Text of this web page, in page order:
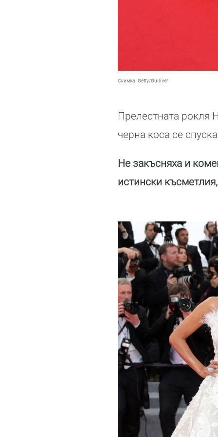
Снимка: Getty/Gulliver
Прелестната рокля
черна коса се
Не закъсняха и
истински